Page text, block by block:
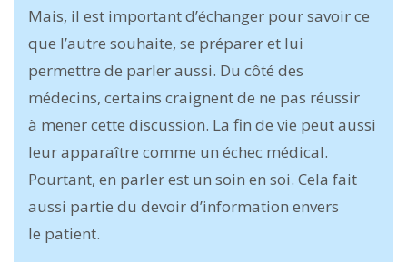
Mais, il est important d’échanger pour savoir ce
que l’autre souhaite, se préparer et lui
permettre de parler aussi. Du côté des
médecins, certains craignent de ne pas réussir
à mener cette discussion. La fin de vie peut aussi
leur apparaître comme un échec médical.
Pourtant, en parler est un soin en soi. Cela fait
aussi partie du devoir d’information envers
le patient.